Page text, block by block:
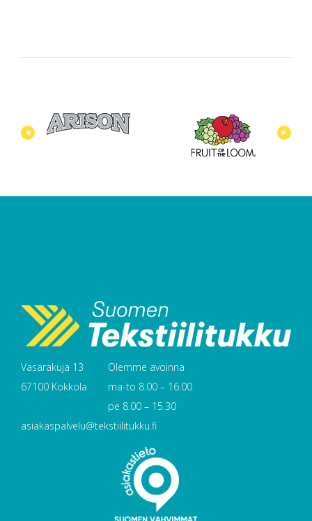
Vasarakuja 13
67100 Kokkola
Olemme avoinna
ma-to 8.00 – 16.00
pe 8.00 – 15.30
asiakaspalvelu@tekstiilitukku.fi